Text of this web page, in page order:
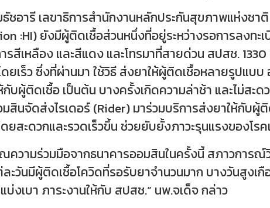
ชอารี เลขาธิการสำนักงานหลักประกันสุขภาพแห่งช
:HI) ยังมีผู้ติดเชื้อส่วนหนึ่งที่อยู่ระหว่างรอการลงทะ
สีเหลือง และสีแดง และโทรมาที่สายด่วน สปสช.
ยเร็ว ซึ่งที่ผ่านมา ใช้วิธี ส่งยาให้ผู้ติดเชื้อหลายรูป
บผู้ติดเชื้อ เป็นต้น บางครั้งเกิดความล่าช้า และไม่ส
สินจัดส่งไรเดอร์ (Rider) มาร่วมบริการส่งยาให้กับผู้
ยสะดวกและรวดเร็วขึ้น ช่วยยับยั้งภาวะรุนแรงของโร
ความร่วมมือจากธนาคารออมสินในครั้งนี้ สภาวการ
ละวันมีผู้ติดเชื้อโควิดที่รอรับยาจำนวนมาก บางวันสูงเ
บ่งเบา ภาระงานให้กับ สปสช.” นพ.จเด็จ กล่าว